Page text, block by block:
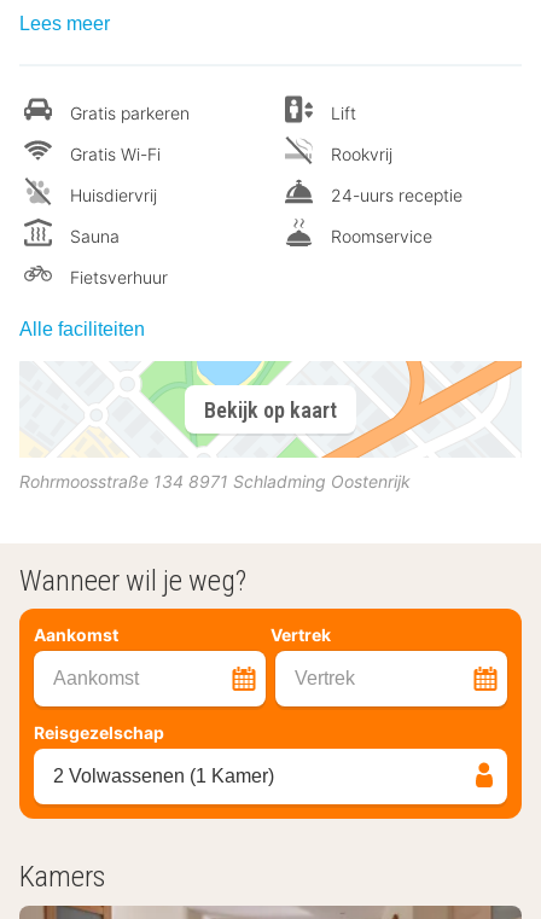
Lees meer
Gratis parkeren
Gratis Wi-Fi
Huisdiervrij
Sauna
Fietsverhuur
Lift
Rookvrij
24-uurs receptie
Roomservice
Alle faciliteiten
Bekijk op kaart
Rohrmoosstraße 134 8971 Schladming Oostenrijk
Wanneer wil je weg?
Aankomst Vertrek
Aankomst Vertrek
Reisgezelschap
2 Volwassenen (1 Kamer)
Kamers